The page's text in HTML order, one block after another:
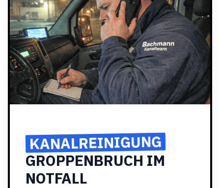
KANALREINIGUNG
GROPPENBRUCH IM
NOTFALL